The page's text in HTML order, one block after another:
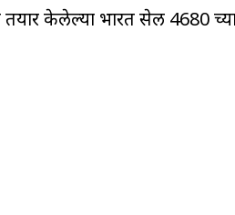
तयार केलेल्या भारत सेल 4680